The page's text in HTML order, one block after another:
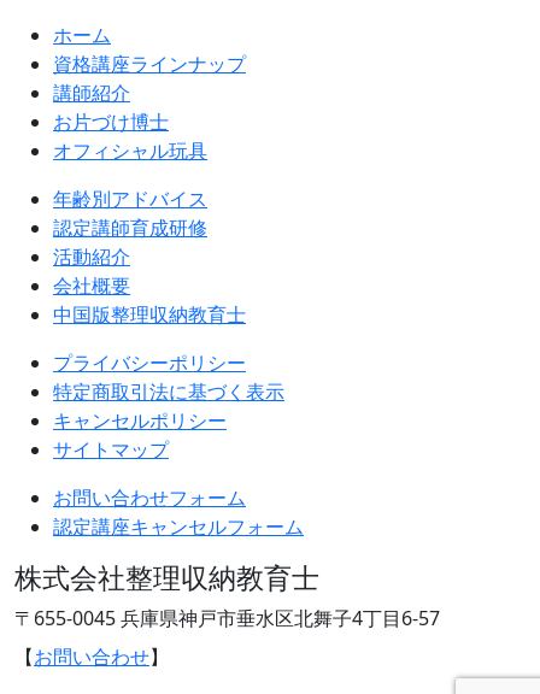
ホーム
資格講座ラインナップ
講師紹介
お片づけ博士
オフィシャル玩具
年齢別アドバイス
認定講師育成研修
活動紹介
会社概要
中国版整理収納教育士
プライバシーポリシー
特定商取引法に基づく表示
キャンセルポリシー
サイトマップ
お問い合わせフォーム
認定講座キャンセルフォーム
株式会社整理収納教育士
〒655-0045 兵庫県神戸市垂水区北舞子4丁目6-57
【お問い合わせ】